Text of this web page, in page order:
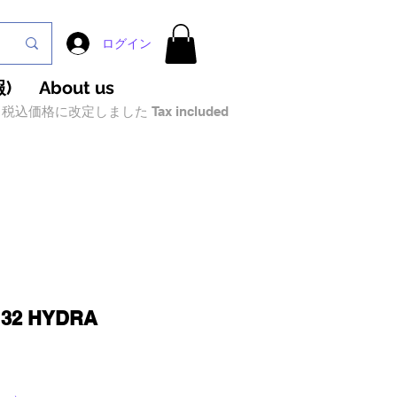
ログイン
) About us
込価格に改定しました Tax included
HYDRA